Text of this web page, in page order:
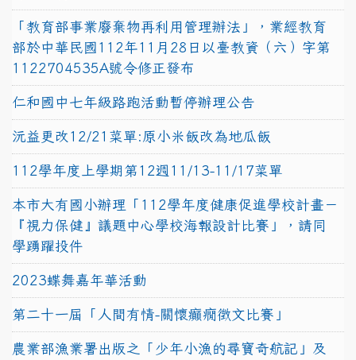
「教育部事業廢棄物再利用管理辦法」，業經教育
部於中華民國112年11月28日以臺教資（六）字第
1122704535A號令修正發布
仁和國中七年級路跑活動暫停辦理公告
沅益更改12/21菜單:原小米飯改為地瓜飯
112學年度上學期第12週11/13-11/17菜單
本市大有國小辦理「112學年度健康促進學校計畫－
『視力保健』議題中心學校海報設計比賽」，請同
學踴躍投件
2023蝶舞嘉年華活動
第二十一屆「人間有情-關懷癲癇徵文比賽」
農業部漁業署出版之「少年小漁的尋寶奇航記」及